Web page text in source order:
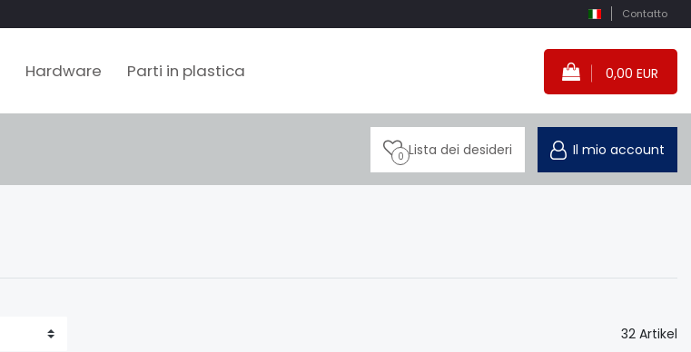
Contatto
Hardware Parti in plastica 0,00 EUR
0 Lista dei desideri Il mio account
32 Artikel